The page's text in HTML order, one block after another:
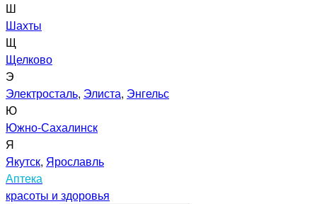
Ш
Шахты
Щ
Щелково
Э
Электросталь, Элиста, Энгельс
Ю
Южно-Сахалинск
Я
Якутск, Ярославль
Аптека
красоты и здоровья